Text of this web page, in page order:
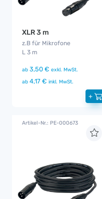
XLR 3 m
z.B für Mikrofone
L 3 m
ab 3,50 € exkl. MwSt.
ab 4,17 € inkl. MwSt.
+
Artikel-Nr.: PE-000673